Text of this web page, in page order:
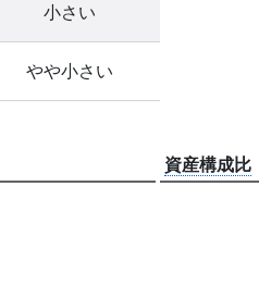
小さい
やや小さい
資産構成比